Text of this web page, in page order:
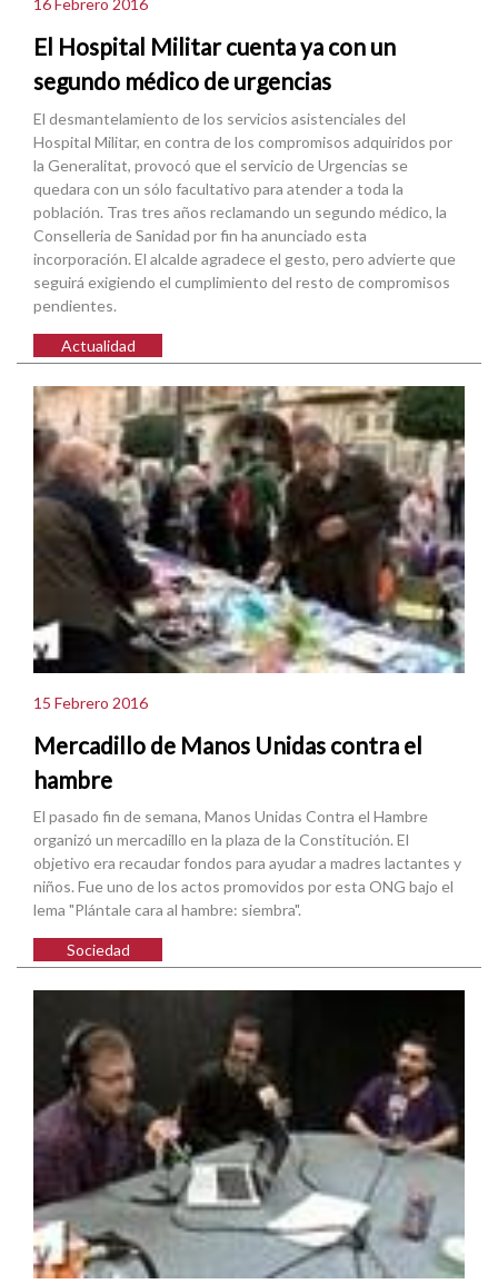
16 Febrero 2016
El Hospital Militar cuenta ya con un
segundo médico de urgencias
El desmantelamiento de los servicios asistenciales del
Hospital Militar, en contra de los compromisos adquiridos por
la Generalitat, provocó que el servicio de Urgencias se
quedara con un sólo facultativo para atender a toda la
población. Tras tres años reclamando un segundo médico, la
Conselleria de Sanidad por fin ha anunciado esta
incorporación. El alcalde agradece el gesto, pero advierte que
seguirá exigiendo el cumplimiento del resto de compromisos
pendientes.
Actualidad
15 Febrero 2016
Mercadillo de Manos Unidas contra el
hambre
El pasado fin de semana, Manos Unidas Contra el Hambre
organizó un mercadillo en la plaza de la Constitución. El
objetivo era recaudar fondos para ayudar a madres lactantes y
niños. Fue uno de los actos promovidos por esta ONG bajo el
lema "Plántale cara al hambre: siembra".
Sociedad